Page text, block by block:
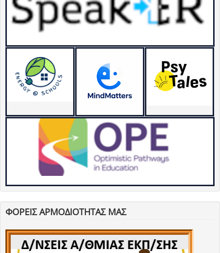
ΦΟΡΕΙΣ ΑΡΜΟΔΙΟΤΗΤΑΣ ΜΑΣ